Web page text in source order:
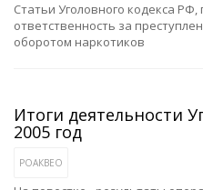
Статьи Уголовного кодекса
ответственность за
оборотом наркотиков
Итоги деятельности
2005 год
РОАКВЕО